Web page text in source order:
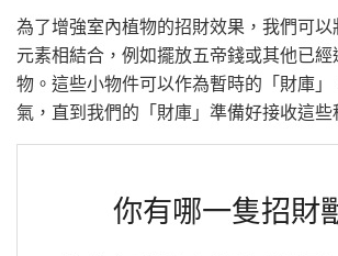
為了增強室內植物的招財效果，我們可
元素相結合，例如擺放五帝錢或其他已
物。這些小物件可以作為暫時的「財庫
氣，直到我們的「財庫」準備好接收這些
你有哪一隻招財